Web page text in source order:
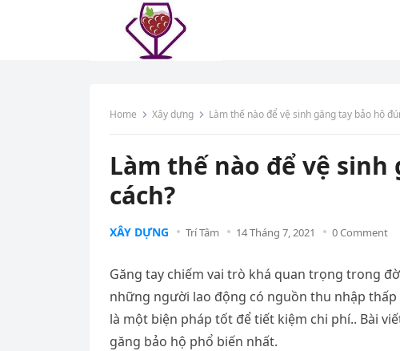
Home Xây dựng Làm thế nào để vệ sinh găng tay bảo hộ
Làm thế nào để vệ
cách?
XÂY DỰNG Trí Tâm 14 Tháng 7, 2021 0 Comment
Găng tay chiếm vai trò khá quan trọng trong
những người lao động có nguồn thu nhập
là một biện pháp tốt để tiết kiệm chi phí.. Bài
găng bảo hộ phổ biến nhất.